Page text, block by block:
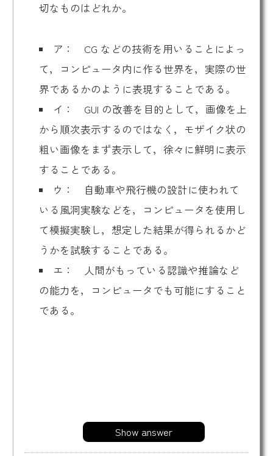
切なものはどれか。
ア： CG などの技術を用いることによっ
て，コンピュータ内に作る世界を，実際の世
界であるかのように表現することである。
イ： GUI の改善を目的として，画像を上
から順次表示するのではなく，モザイク状の
粗い画像をまず表示して，徐々に鮮明に表示
することである。
ウ： 自動車や飛行機の設計に使われて
いる風洞実験などを，コンピュータを使用し
て模擬実験し，想定した結果が得られるかど
うかを試験することである。
エ： 人間がもっている認識や推論など
の能力を，コンピュータでも可能にすること
である。
Show answer